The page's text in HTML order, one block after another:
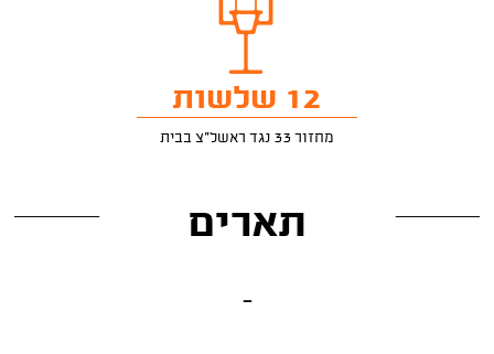
12 שלשות
מחזור 33 נגד ראשל"צ בבית
תארים
-